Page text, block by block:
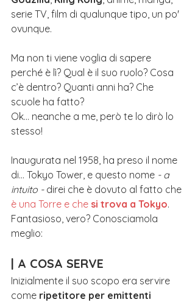
serie TV, film di qualunque tipo, un po'
ovunque.
Ma non ti viene voglia di sapere
perché è lì? Qual è il suo ruolo? Cosa
c’è dentro? Quanti anni ha? Che
scuole ha fatto?
Ok... neanche a me, però te lo dirò lo
stesso!
Inaugurata nel 1958, ha preso il nome
di... Tokyo Tower, e questo nome - a
intuito - direi che è dovuto al fatto che
è una Torre e che si trova a Tokyo.
Fantasioso, vero? Conosciamola
meglio:
| A COSA SERVE
Inizialmente il suo scopo era servire
come ripetitore per emittenti